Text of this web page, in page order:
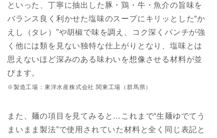
といった、丁寧に抽出した豚・鶏・牛・魚介の旨味を
バランス良く利かせた塩味のスープにキリッとした“か
えし（タレ）”や胡椒で味を調え、コク深くパンチが強
く他には類を見ない独特な仕上がりとなり、塩味とは
思えないほど深みのある味わいを想像させる材料が並
びます。
※製造工場：東洋水産株式会社 関東工場（群馬県）
また、麺の項目を見てみると…これまで“生麺ゆでてう
まいまま製法”で使用されていた材料と全く同じ表記と